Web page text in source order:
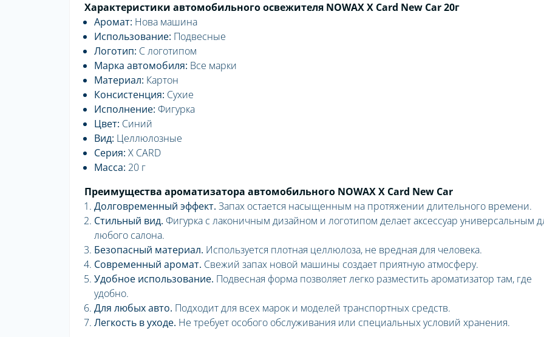
Характеристики автомобильного освежителя NOWAX X Card New Car 20г
Аромат: Нова машина
Использование: Подвесные
Логотип: С логотипом
Марка автомобиля: Все марки
Материал: Картон
Консистенция: Сухие
Исполнение: Фигурка
Цвет: Синий
Вид: Целлюлозные
Серия: X CARD
Масса: 20 г
Преимущества ароматизатора автомобильного NOWAX X Card New Car
Долговременный эффект. Запах остается насыщенным на протяжении длительного времени.
Стильный вид. Фигурка с лаконичным дизайном и логотипом делает аксессуар универсальным
любого салона.
Безопасный материал. Используется плотная целлюлоза, не вредная для человека.
Современный аромат. Свежий запах новой машины создает приятную атмосферу.
Удобное использование. Подвесная форма позволяет легко разместить ароматизатор там, где
удобно.
Для любых авто. Подходит для всех марок и моделей транспортных средств.
Легкость в уходе. Не требует особого обслуживания или специальных условий хранения.